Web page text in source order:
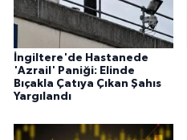
İngiltere'de Hastanede
'Azrail' Paniği: Elinde
Bıçakla Çatıya Çıkan Şahıs
Yargılandı